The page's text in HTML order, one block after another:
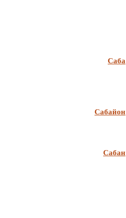
Саба
Сабайон
Сабан